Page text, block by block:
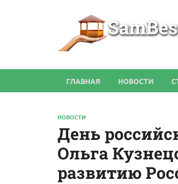
ГЛАВНАЯ НОВОСТИ
НОВОСТИ
День
Ольга
развитию